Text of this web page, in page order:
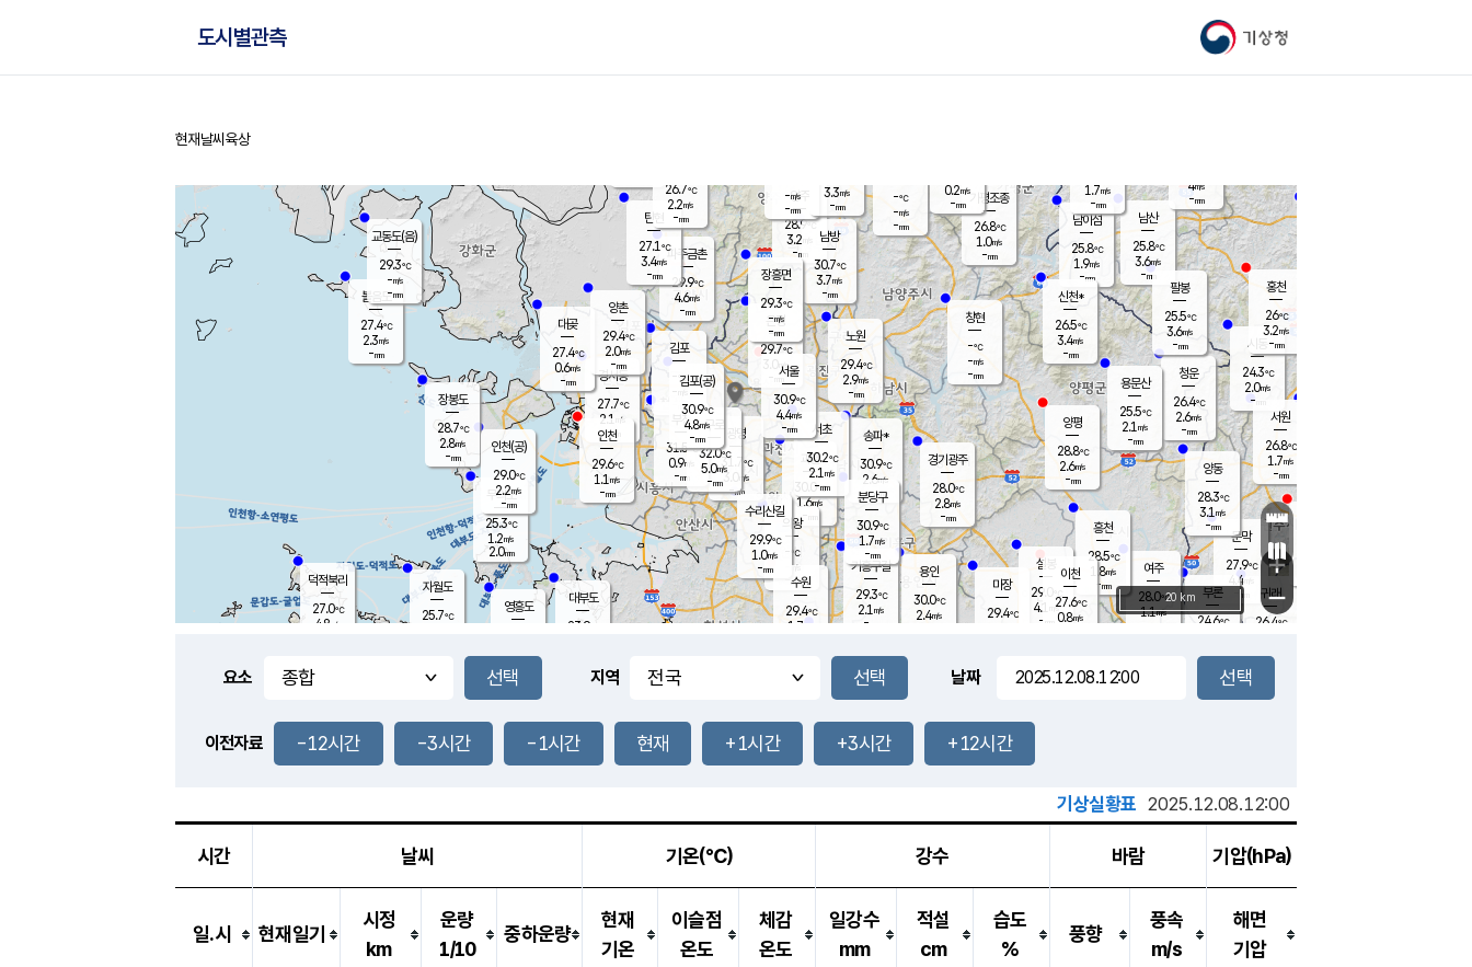
기상청
도시별관측
홈
현재날씨 육상
풍도
2.3m/s
문막
27.9℃
4.4m/s
mm
남이섬
25.8℃
1.9m/s
-mm
무의도
25.3℃
1.2m/s
2.0mm
영흥도
볼음도
27.4℃
2.3m/s
-mm
자월도
25.7℃
양주
28.9℃
3.2
-mm
부론
24.6℃
과천
30.0℃
1.6m/s
- mm
남산
25.8℃
3.6m/s
-mm
장봉도
28.7℃
2.8m/s
-mm
9.0mm
청운
26.4℃
2.6m/s
-mm
팔봉
25.5℃
3.6m/s
-mm
-mm
용인
30.0℃
2.4m/s
여주
28.0℃
1.1m/s
양동
28.3℃
3.1m/s
-mm
경기광주
28.0℃
2.8m/s
-mm
장호원
1.7m/s
-mm
24.8
℃
대부도
23.9
-
경서동
27.7℃
2.1 m/s
-mm
파주금촌
29.9℃
4.6m/s
-mm
가평조종
26.8℃
1.0m/s
-mm
-℃
-m/s
-mm
대곶
27.4℃
0.6m/s
-mm
신천*
26.5℃
3.4m/s
-mm
창현
-℃
-m/s
-mm
탄현
27.1℃
3.4m/s
-mm
0.2m/s
-mm
27.4℃
0.0m/s
-mm
흥천
28.5℃
1.8m/s
-mm
마장
29.4℃
의왕
- ℃
m/s
mm
김포
- ℃
-m/s
mm
설봉
29.0
4.1 m/s
- mm
광명
31.7 ℃
3.0 m/s
-mm
부천
31.5℃
0.9m/s
-mm
-mm
양촌
29.4℃
2.0m/s
-mm
구로
32.0℃
5.0m/s
-mm
은평
29.7℃
3.0 m/s
- mm
노원
29.4℃
2.9m/s
-mm
송파*
30.9℃
2.6m/s
-mm
서초
30.2℃
2.1 m/s
-mm
남방
30.7℃
3.7m/s
-mm
기흥구갈
29.3℃
2.1 m/s
-
수리산길
29.9℃
1.0m/s
-mm
분당구
30.9℃
1.7m/s
-mm
장흥면
29.3℃
-m/s
-mm
-m/s
-mm
시동
24.3℃
2.0m/s
- mm
귀래
26.4℃
서원
26.8℃
1.7m/s
-mm
용문산
25.5℃
2.1 m/s
-mm
덕적북리
27.0℃
4.8 m/s
인천(공)
29.0℃
2.2m/s
-mm
김포(공)
30.9℃
4.8m/s
-mm
교동도(음)
29.3℃
-m/s
-mm
홍천
26℃
3.2m/s
-mm
이천
27.6℃
0.8m/s
양평
28.8℃
2.6m/s
-mm
수원
29.4℃
1.7 m/s
인천
29.6℃
1.1 m/s
-mm
서울
30.9℃
4.4m/s
-mm
4m/s
-mm
26.7℃
2.2m/s
-mm
3.3m/s
-mm
+
−
20 km
요소 지역 날짜
이전자료 -12시간 -3시간 -1시간 현재 +1시간 +3시간 +12시간
기상실황표 2025.12.08.12:00
시간 날씨 기온(℃) 강수 바람 기압(hPa)
일.시 현재일기
시정
km
운량
1/10
중하운량
현재
기온
이슬점
온도
체감
온도
일강수
mm
적설
cm
습도
%
풍향
풍속
m/s
해면
기압